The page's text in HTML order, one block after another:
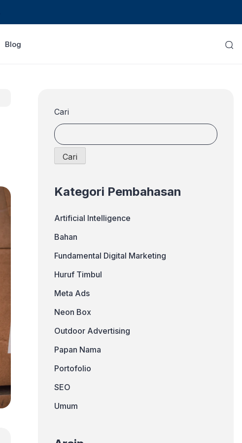
Blog
Cari
Cari
Kategori Pembahasan
Artificial Intelligence
Bahan
Fundamental Digital Marketing
Huruf Timbul
Meta Ads
Neon Box
Outdoor Advertising
Papan Nama
Portofolio
SEO
Umum